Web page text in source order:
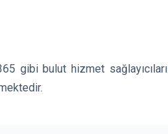
gibi bulut hizmet sağlayıcıları